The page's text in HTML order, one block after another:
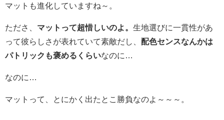
マットも進化していますね～。
たださ、 マットって超惜しいのよ。 生地選びに一貫性があ
って彼らしさが表れていて素敵だし、 配色センスなんかは
パトリックも褒めるくらいなのに…
なのに…
マットって、とにかく出たとこ勝負なのよ～～～。